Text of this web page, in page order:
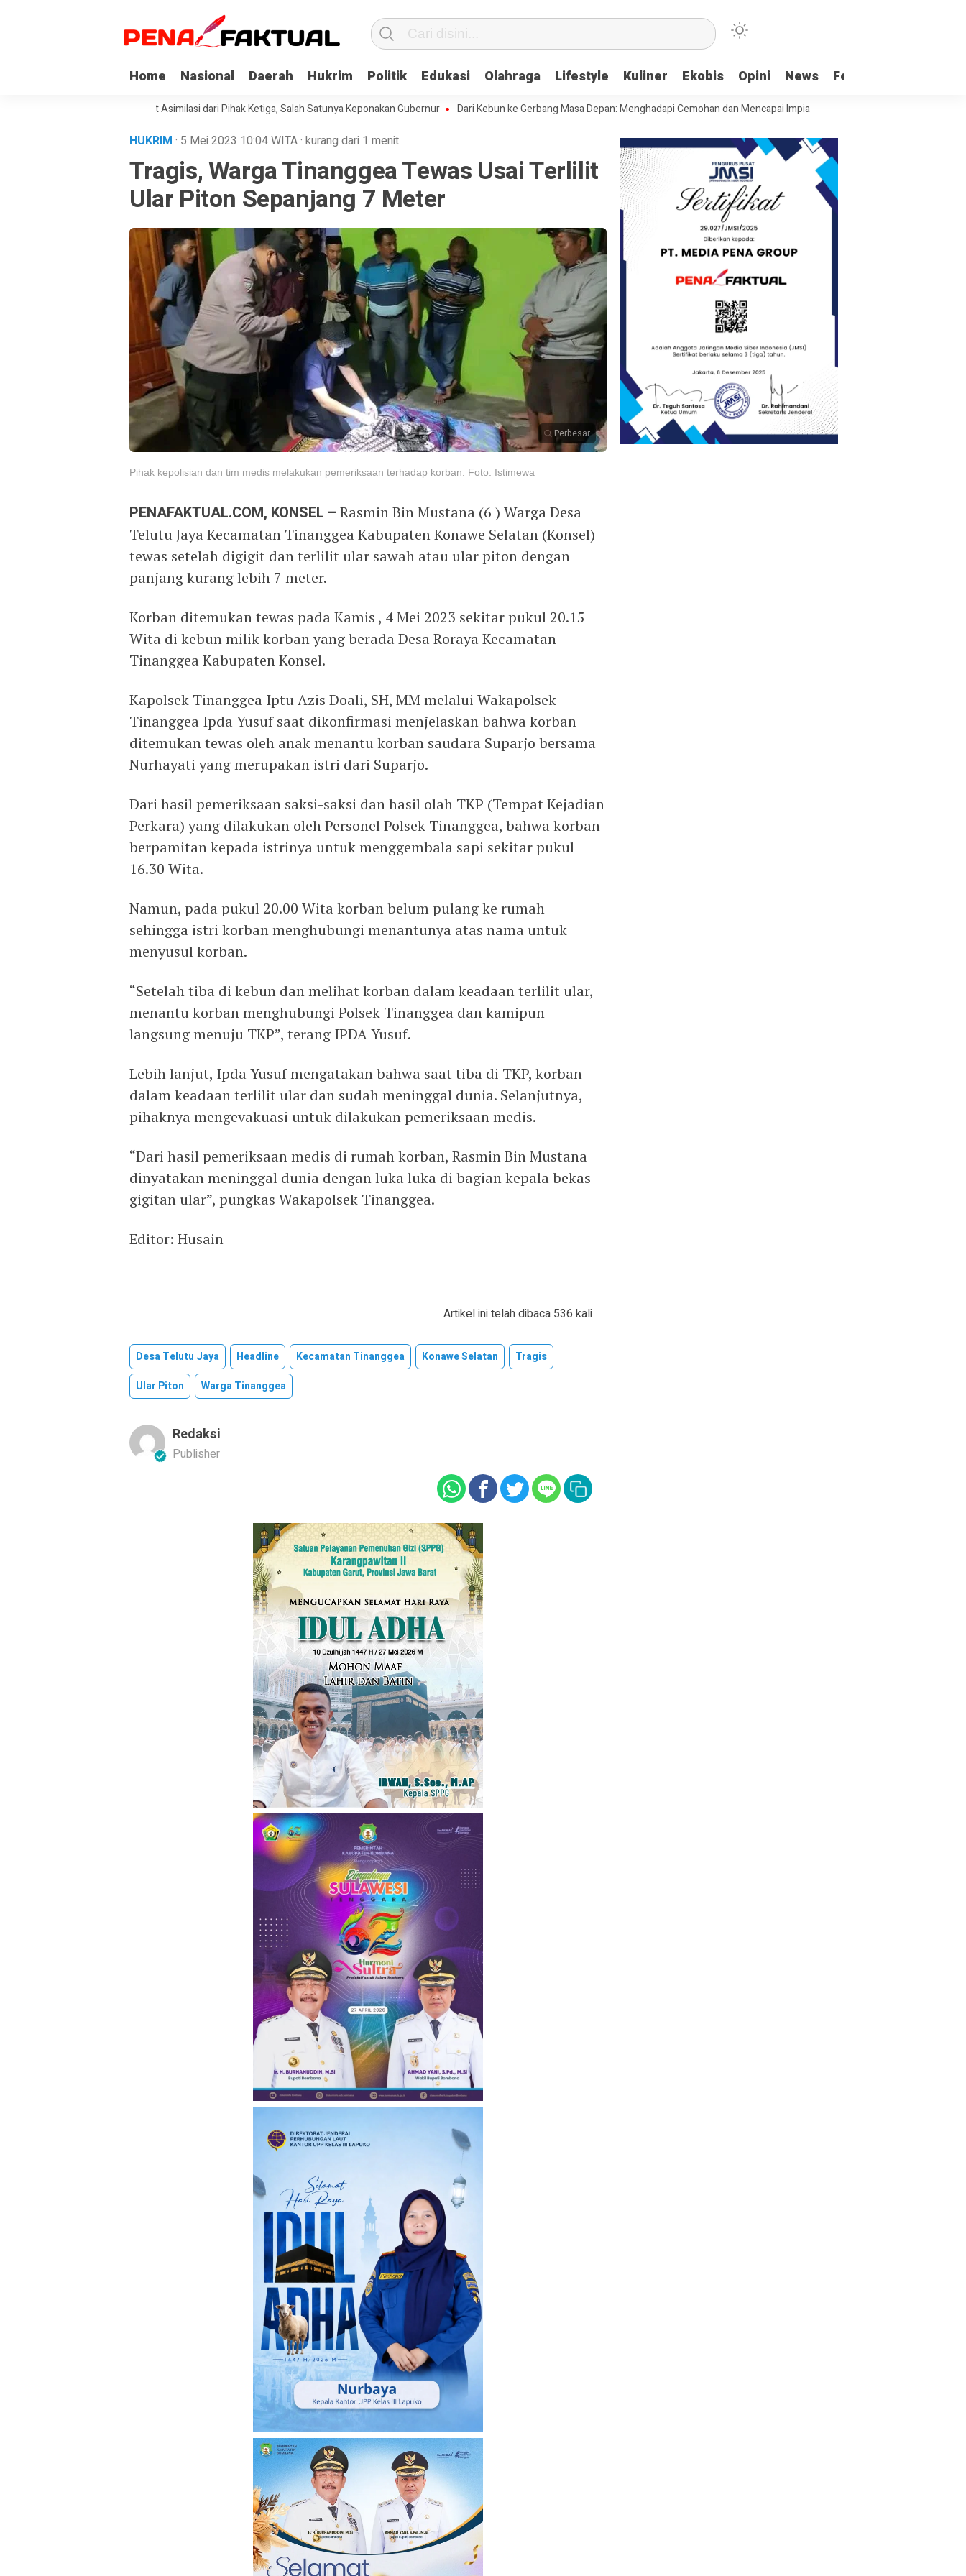
Home Nasional Daerah Hukrim Politik Edukasi Olahraga Lifestyle Kuliner Ekobis Opini News Feature
Korupsi di Sultra Dapat Asimilasi dari Pihak Ketiga, Salah Satunya Keponakan Gubernur Dari Kebun ke Gerbang Masa Depan: Menghadapi Cemohan dan Mencapai Impian Ridwan Bae: PT SCM dan Perkebunan
HUKRIM · 5 Mei 2023 10:04WITA· kurang dari 1 menit
Tragis, Warga Tinanggea Tewas Usai Terlilit
Ular Piton Sepanjang 7 Meter
Perbesar
Pihak kepolisian dan tim medis melakukan pemeriksaan terhadap korban. Foto: Istimewa
PENAFAKTUAL.COM, KONSEL – Rasmin Bin Mustana (6 ) Warga Desa
Telutu Jaya Kecamatan Tinanggea Kabupaten Konawe Selatan (Konsel)
tewas setelah digigit dan terlilit ular sawah atau ular piton dengan
panjang kurang lebih 7 meter.
Korban ditemukan tewas pada Kamis , 4 Mei 2023 sekitar pukul 20.15
Wita di kebun milik korban yang berada Desa Roraya Kecamatan
Tinanggea Kabupaten Konsel.
Kapolsek Tinanggea Iptu Azis Doali, SH, MM melalui Wakapolsek
Tinanggea Ipda Yusuf saat dikonfirmasi menjelaskan bahwa korban
ditemukan tewas oleh anak menantu korban saudara Suparjo bersama
Nurhayati yang merupakan istri dari Suparjo.
Dari hasil pemeriksaan saksi-saksi dan hasil olah TKP (Tempat Kejadian
Perkara) yang dilakukan oleh Personel Polsek Tinanggea, bahwa korban
berpamitan kepada istrinya untuk menggembala sapi sekitar pukul
16.30 Wita.
Namun, pada pukul 20.00 Wita korban belum pulang ke rumah
sehingga istri korban menghubungi menantunya atas nama untuk
menyusul korban.
“Setelah tiba di kebun dan melihat korban dalam keadaan terlilit ular,
menantu korban menghubungi Polsek Tinanggea dan kamipun
langsung menuju TKP”, terang IPDA Yusuf.
Lebih lanjut, Ipda Yusuf mengatakan bahwa saat tiba di TKP, korban
dalam keadaan terlilit ular dan sudah meninggal dunia. Selanjutnya,
pihaknya mengevakuasi untuk dilakukan pemeriksaan medis.
“Dari hasil pemeriksaan medis di rumah korban, Rasmin Bin Mustana
dinyatakan meninggal dunia dengan luka luka di bagian kepala bekas
gigitan ular”, pungkas Wakapolsek Tinanggea.
Editor: Husain
Artikel ini telah dibaca 536 kali
Desa Telutu Jaya Headline Kecamatan Tinanggea Konawe Selatan
Tragis
Ular Piton
Warga Tinanggea
Redaksi
Publisher